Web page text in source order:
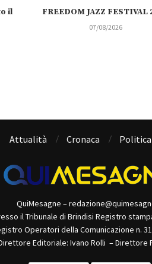
il
FREEDOM JAZZ FESTIVAL
07/08/2026
Attualità Cronaca Politica
QuiMesagne –
il Tribunale di Brindisi Registro
Operatori della Comunicazione n.
Editoriale: Ivano Rolli – Direttore